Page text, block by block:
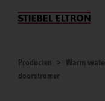
Actueel
Producten Warm
doorstromer